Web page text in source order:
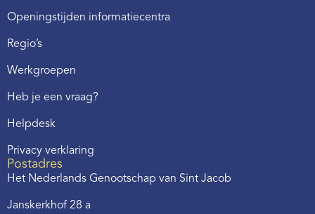
Openingstijden informatiecentra
Regio’s
Werkgroepen
Heb je een vraag?
Helpdesk
Privacy verklaring
Postadres
Het Nederlands Genootschap van Sint Jacob
Janskerkhof 28 a